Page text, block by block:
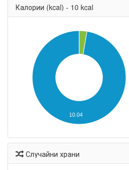
Калории (kcal) - 10 kcal
10.04
Случайни храни